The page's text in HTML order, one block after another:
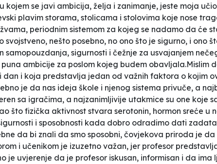
se javi ambicija, želja i zanimanje, jeste moja
plavim storama, stolicama i stolovima koje nose
periodnim sistemom za kojeg se nadamo da će
nešto posebno, no ono što je sigurno, i ono
sigurnosti i čežnje za usvajanjem
ambicije za poslom kojeg budem obavljala.Mislim
dan i koja predstavlja jedan od važnih faktora o kojim
je da nas ideja škole i njenog sistema privuče, a
sa igračima, a najzanimljivije utakmice su one koje
što fizička aktivnost stvara serotonin, hormon sreće u
i sposobnosti kada dobro odradimo dati
da bi znali da smo sposobni, čovjekova priroda je
i učenikom je izuzetno važan, jer profesor
je uvjerenje da je profesor iskusan, informisan i da